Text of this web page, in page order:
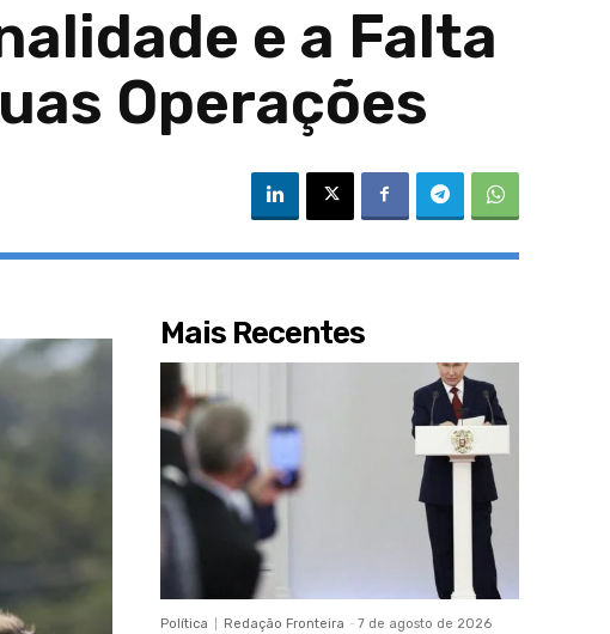
e a Falta
Operações
Mais Recentes
Política Redação Fronteira - 7 de agosto de 2026